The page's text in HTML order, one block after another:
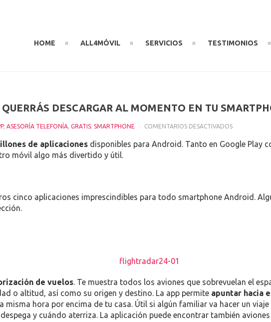
HOME ALL4MÓVIL SERVICIOS TESTIMONIOS
DESCARGAR AL MOMENTO EN TU
, ASESORÍA TELEFONÍA, GRATIS, SMARTPHONE COMENTARIOS DESACTIVADOSEN
de aplicaciones disponibles para Android. Tanto en Google Play
móvil algo más divertido y útil.
cinco aplicaciones imprescindibles para todo smartphone Android.
de vuelos. Te muestra todos los aviones que sobrevuelan el
o altitud, así como su origen y destino. La app permite apuntar hacia
misma hora por encima de tu casa. Útil si algún familiar va hacer un
y cuándo aterriza. La aplicación puede encontrar también